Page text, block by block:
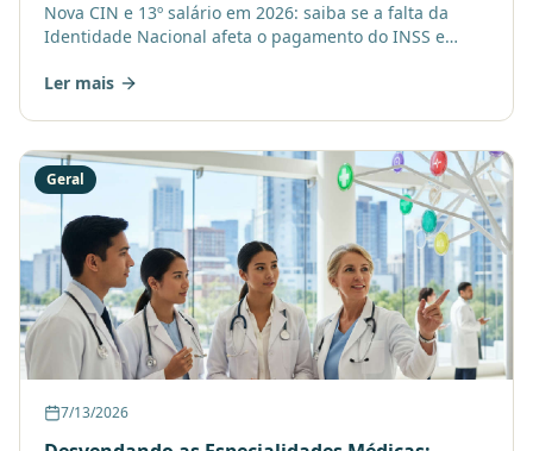
Nova CIN e 13º salário em 2026: saiba se a falta da
Identidade Nacional afeta o pagamento do INSS e
dúvidas.
Ler mais
Geral
7/13/2026